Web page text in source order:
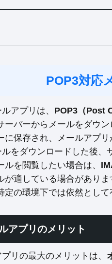
POP3対応
アプリは、 POP3（Post
ーバーからメールをダウ
に保存され、メールアプ
をダウンロードした後
ルを閲覧したい場合は、
が適している場合があり
定の環境下では依然として
アプリのメリット
リの最大のメリットは、